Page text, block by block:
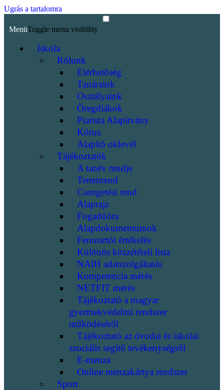
Ugrás a tartalomra
MenüToggle menu visibility
Iskola
Rólunk
Elérhetőség
Tanáraink
Osztályaink
Öregdiákok
Piarista Alapítvány
Kórus
Alapító oklevél
Tájékoztatók
A tanév rendje
Teremrend
Csengetési rend
Alaprajz
Fogadóóra
Alapdokumentumok
Fenntartói értékelés
Különös közzétételi lista
NAIH adatszolgáltatás
Kompetencia mérés
NETFIT mérés
Tájékoztató a magyar
gyermekvédelmi rendszer
működéséről
Tájékoztató az óvodai és iskolai
szociális segítő tevékenységről
E-menza
Online menzakártya rendszer
Sport